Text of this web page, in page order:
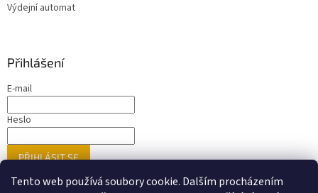
Tento web používá soubory cookie. Dalším procházením
Výdejní automat
Přihlášení
E-mail
Heslo
PŘIHLÁSIT SE
Nová registraceZapomenuté heslo